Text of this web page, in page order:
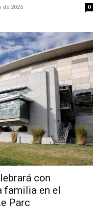
de 2026 0
con
familia en el
Parc